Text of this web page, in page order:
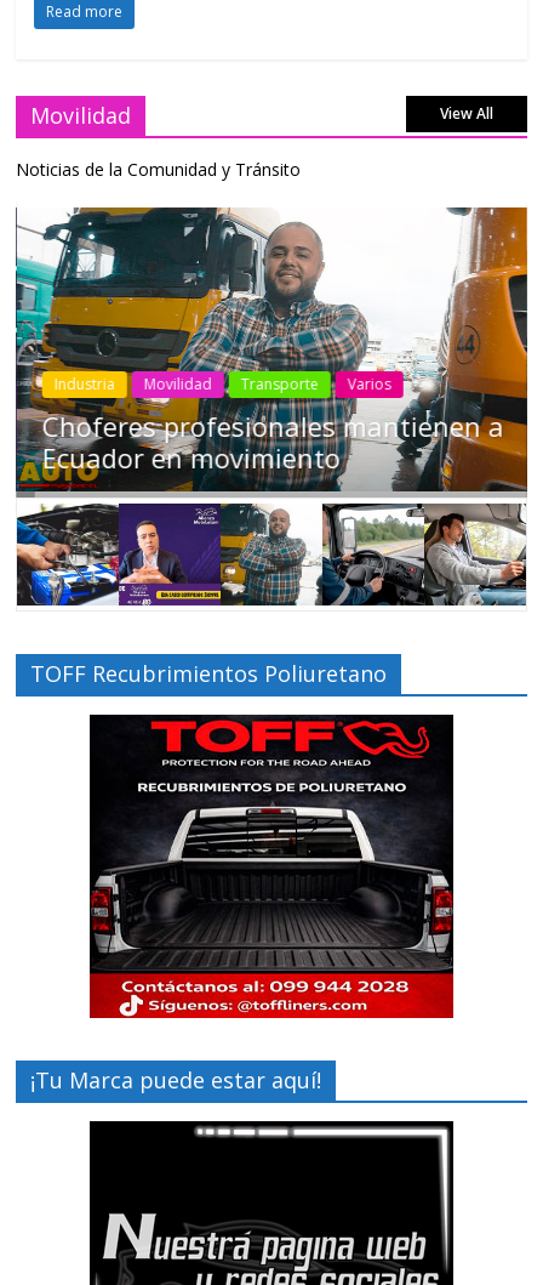
Read more
Movilidad View All
Noticias de la Comunidad y Tránsito
Industria Movilidad Transporte Varios
Choferes profesionales mantienen a
Ecuador en movimiento
TOFF Recubrimientos Poliuretano
¡Tu Marca puede estar aquí!